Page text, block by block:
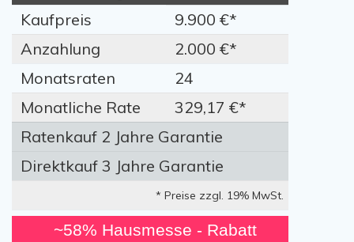
Kaufpreis
9.900 €*
Anzahlung
2.000 €*
Monatsraten
24
Monatliche Rate
329,17 €*
Ratenkauf 2 Jahre Garantie
Direktkauf 3 Jahre Garantie
* Preise zzgl. 19% MwSt.
~58% Hausmesse - Rabatt